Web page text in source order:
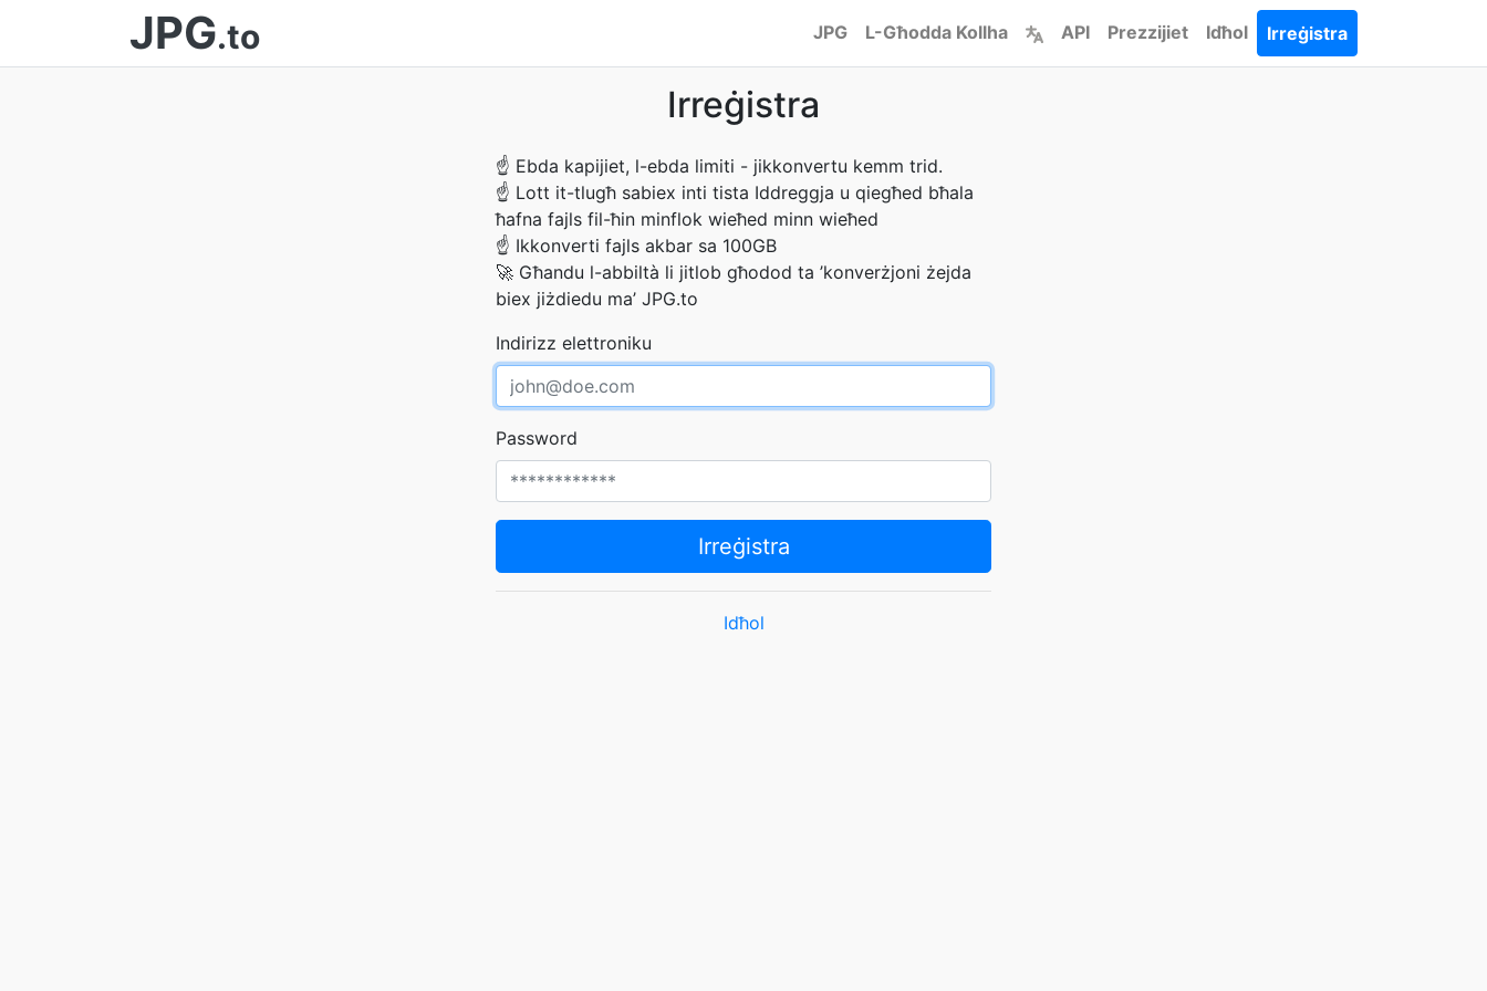
JPG.to JPG L-Għodda Kollha API Prezzijiet Idħol Irreġistra
Irreġistra
☝ Ebda kapijiet, l-ebda limiti - jikkonvertu kemm trid.
☝ Lott it-tlugħ sabiex inti tista Iddreggja u qiegħed bħala
ħafna fajls fil-ħin minflok wieħed minn wieħed
☝ Ikkonverti fajls akbar sa 100GB
🚀 Għandu l-abbiltà li jitlob għodod ta ’konverżjoni żejda
biex jiżdiedu ma’ JPG.to
Indirizz elettroniku
Password
Irreġistra
Idħol